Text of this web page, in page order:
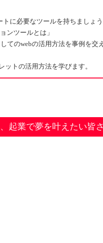
に必要なツールを持ちましょ
ンツールとは」
てのwebの活用方法を事例を交
トの活用方法を学びます。
起業で夢を叶えたい皆